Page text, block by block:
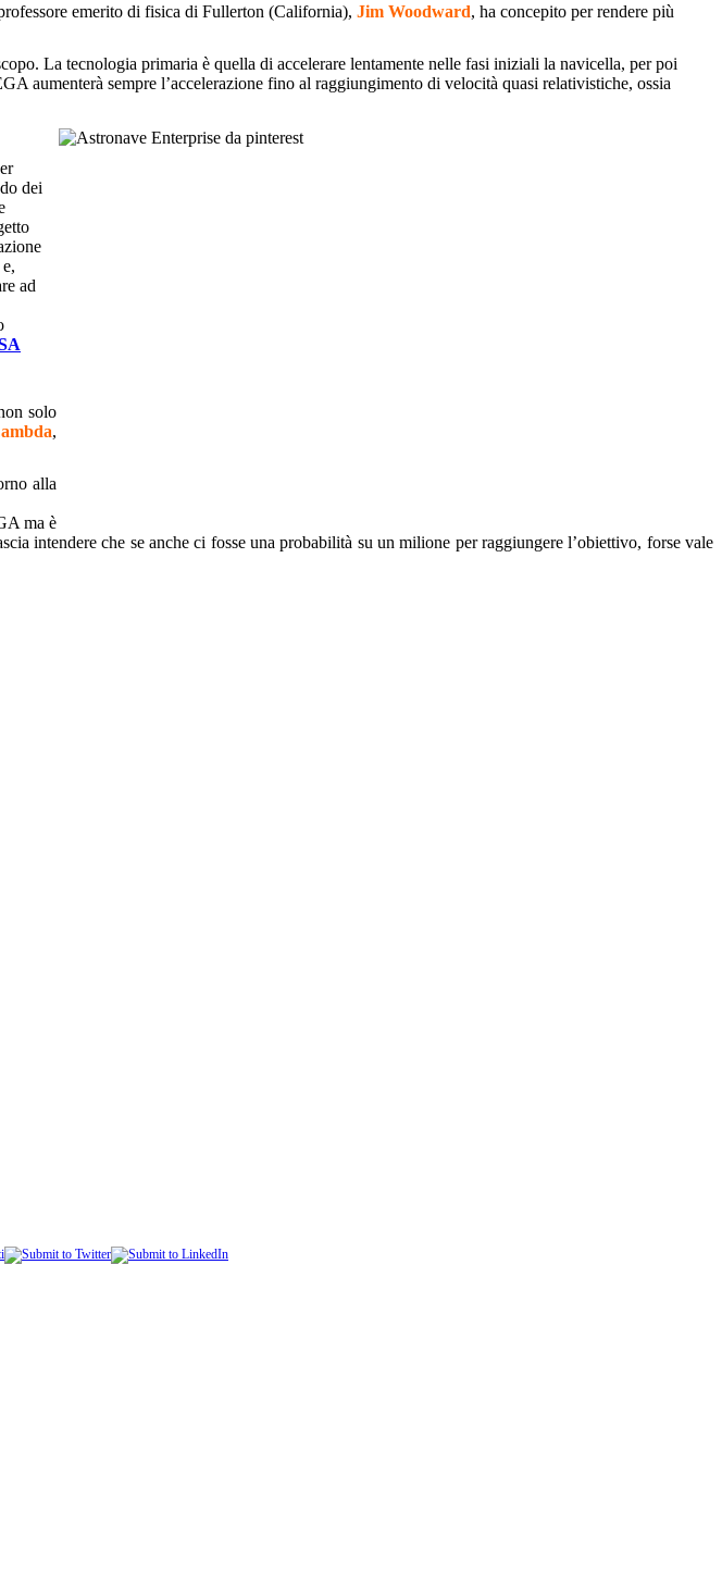
emerito di fisica di Fullerton (California), Jim Woodward, ha concepito per rendere più
La tecnologia primaria è quella di accelerare lentamente nelle fasi iniziali la navicella, per poi
aumenterà sempre l’accelerazione fino al raggiungimento di velocità quasi relativistiche, ossia
dei
ad
solo
,
alla
ma è
intendere che se anche ci fosse una probabilità su un milione per raggiungere l’obiettivo, forse vale